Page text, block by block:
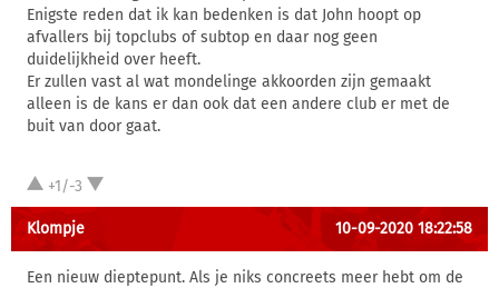
Enigste reden dat ik kan bedenken is dat John hoopt op
afvallers bij topclubs of subtop en daar nog geen
duidelijkheid over heeft.
Er zullen vast al wat mondelinge akkoorden zijn gemaakt
alleen is de kans er dan ook dat een andere club er met de
buit van door gaat.
+1/-3
Klompje 10-09-2020 18:22:58
Een nieuw dieptepunt. Als je niks concreets meer hebt om de